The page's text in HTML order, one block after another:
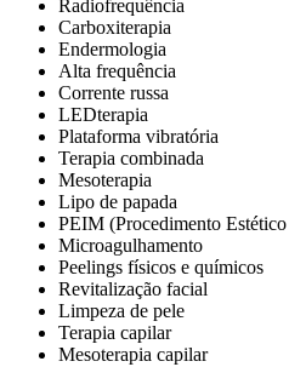
Radiofrequência
Carboxiterapia
Endermologia
Alta frequência
Corrente russa
LEDterapia
Plataforma vibratória
Terapia combinada
Mesoterapia
Lipo de papada
PEIM (Procedimento
Microagulhamento
Peelings físicos e químicos
Revitalização facial
Limpeza de pele
Terapia capilar
Mesoterapia capilar